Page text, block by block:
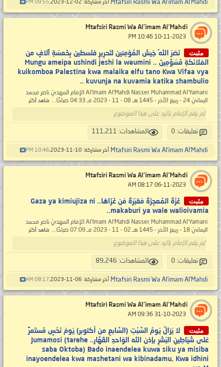
Mtafsiri Rasmi Wa Al’imam Al’Mahdi آخر مشاركة: 02-12-2023, 09:55 PM
Mtafsiri Rasmi Wa Al’imam Al’Mahdi
مثبت
نَصَرَ اللهُ جَيشَ المُؤمِنين لتَحرِيرِ فلسطين بِخَمسَةِ آلافٍ من
المَلائكةِ مُسَوِّمِينَ .. Mungu ameipa ushindi jeshi la waumini
kuikomboa Palestina kwa malaika elfu tano Kwa Vifaa vya
kuvunja na kuvamia katika shambulio ..
Al’Imam Al’Mahdi Nasser Muhammad Al’Yamani الإمام المهديّ ناصر محمد
اليمانيّ 24 - ربيع الآخر - 1445 هـ 08 - 11 - 2023 مـ 04:33 صباحًا...
شاهد أكثر
لم يقم الإمام بالرد على هذا الموضوع
تعليقات: 0 المشاهدات: 111,211
Mtafsiri Rasmi Wa Al’imam Al’Mahdi آخر مشاركة: 10-11-2023, 10:46 PM
Mtafsiri Rasmi Wa Al’imam Al’Mahdi
مثبت
غَزّةُ المُعجِزَةُ مَقبَرَةُ مَن غَزَاهَا.. Gaza ya kimiujiza ni
makaburi ya wale walioivamia..
Al’Imam Al’Mahdi Nasser Muhammad Al’Yamani الإمام المهديّ ناصر محمد
اليمانيّ 18 - ربيع الآخر - 1445 هـ 02 - 11 - 2023 مـ 07:09 صباحًا...
شاهد أكثر
لم يقم الإمام بالرد على هذا الموضوع
تعليقات: 0 المشاهدات: 89,246
Mtafsiri Rasmi Wa Al’imam Al’Mahdi آخر مشاركة: 06-11-2023, 08:17 AM
Mtafsiri Rasmi Wa Al’imam Al’Mahdi
مثبت
لا يَزالُ يَومُ السَّبْتِ (السَّابعِ من أكتوبر) يَومَ نَحْسٍ مُستَمرٍّ
عَلى شَيَاطِينِ البَشَرِ بإذن الله الوَاحدِ القَهَّار.. Jumamosi (tarehe
saba Oktoba) Bado inaendelea kuwa siku ya misiba
inayoendelea kwa mashetani wa kibinadamu, Kwa idhini